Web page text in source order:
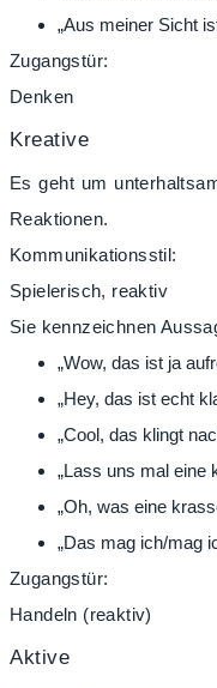
„Aus meiner Sicht
Zugangstür:
Denken
Kreative
Es geht um
Reaktionen.
Kommunikationsstil:
Spielerisch, reaktiv
Sie kennzeichnen
„Wow, das ist ja
„Hey, das ist echt
„Cool, das klingt
„Lass uns mal
„Oh, was eine
„Das mag ich/mag
Zugangstür:
Handeln (reaktiv)
Aktive